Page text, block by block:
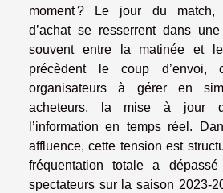
moment ? Le jour du match,
d’achat se resserrent dans
souvent entre la matinée et
précèdent le coup
organisateurs à gérer en
acheteurs, la mise à jour
l’information en temps réel.
affluence, cette tension est
fréquentation totale a
spectateurs sur la saison 2023-